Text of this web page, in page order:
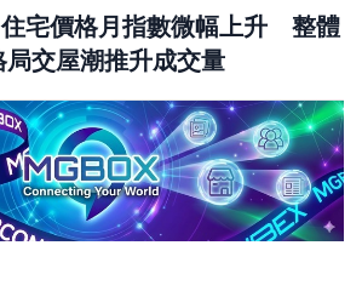
住宅價格月指數微幅上升 整體
局交屋潮推升成交量